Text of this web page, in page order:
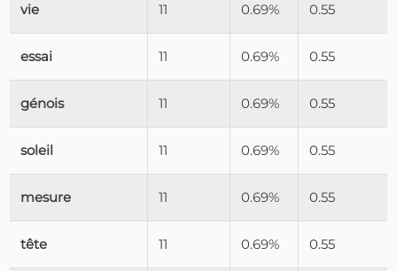
vie 11 0.69% 0.55
essai 11 0.69% 0.55
génois 11 0.69% 0.55
soleil 11 0.69% 0.55
mesure 11 0.69% 0.55
tête 11 0.69% 0.55